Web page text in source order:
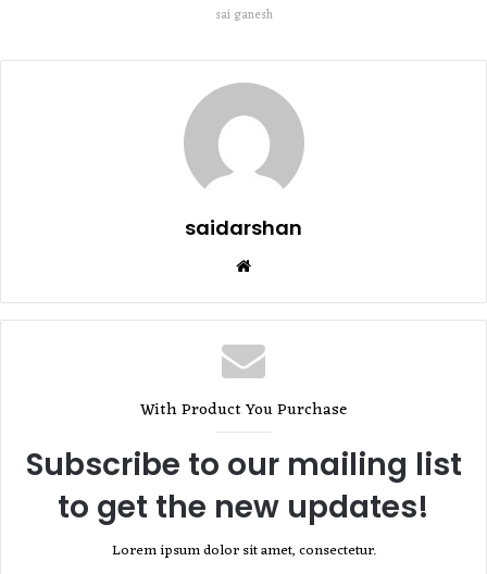
sai ganesh
saidarshan
With Product You Purchase
Subscribe to our mailing list
to get the new updates!
Lorem ipsum dolor sit amet, consectetur.